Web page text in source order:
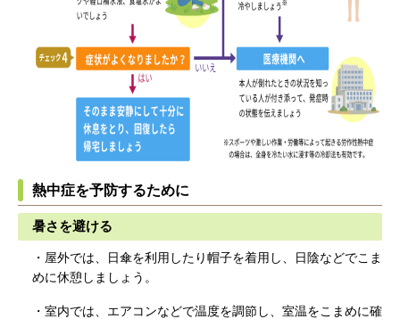
熱中症を予防するために
暑さを避ける
・屋外では、日傘を利用したり帽子を着用し、日陰などでこま
めに休憩しましょう。
・室内では、エアコンなどで温度を調節し、室温をこまめに確